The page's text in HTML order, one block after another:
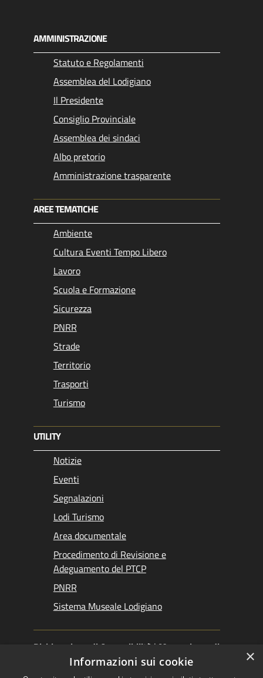
AMMINISTRAZIONE
Statuto e Regolamenti
Assemblea del Lodigiano
Il Presidente
Consiglio Provinciale
Assemblea dei sindaci
Albo pretorio
Amministrazione trasparente
AREE TEMATICHE
Ambiente
Cultura Eventi Tempo Libero
Lavoro
Scuola e Formazione
Sicurezza
PNRR
Strade
Territorio
Trasporti
Turismo
UTILITY
Notizie
Eventi
Segnalazioni
Lodi Turismo
Area documentale
Procedimento di Revisione e
Adeguamento del PTCP
PNRR
Sistema Museale Lodigiano
Dichiarazione di Accessibilità | Meccanismo di
Feedback|Obiettivi accessibilità ×
Informazioni sui cookie